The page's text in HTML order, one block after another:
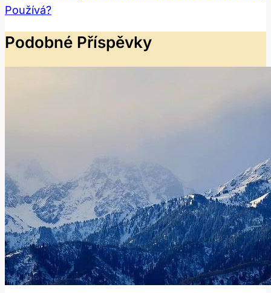
Používá?
Podobné Příspěvky